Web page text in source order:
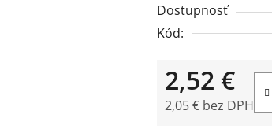
Dostupnosť
Kód:
2,52 €
2,05 € bez DPH